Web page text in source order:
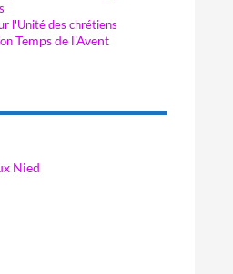
l'Unité des chrétiens
Temps de l'Avent
Nied